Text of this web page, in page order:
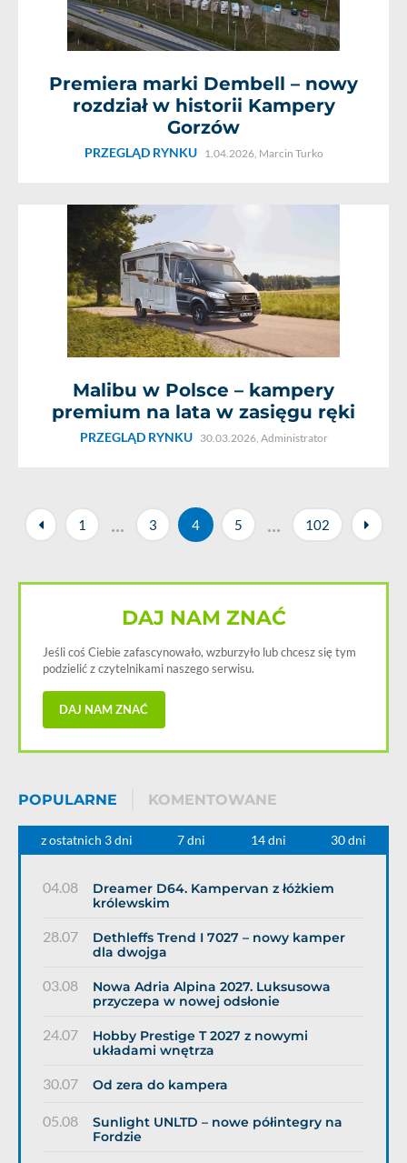
Premiera marki Dembell – nowy
rozdział w historii Kampery
Gorzów
PRZEGLĄD RYNKU 1.04.2026, Marcin Turko
Malibu w Polsce – kampery
premium na lata w zasięgu ręki
PRZEGLĄD RYNKU 30.03.2026, Administrator
1 ... 3 4 5 ... 102
DAJ NAM ZNAĆ
Jeśli coś Ciebie zafascynowało, wzburzyło lub chcesz się tym
podzielić z czytelnikami naszego serwisu.
DAJ NAM ZNAĆ
POPULARNE KOMENTOWANE
z ostatnich 3 dni 7 dni 14 dni 30 dni
04.08
Dreamer D64. Kampervan z łóżkiem
królewskim
28.07
Dethleffs Trend I 7027 – nowy kamper
dla dwojga
03.08
Nowa Adria Alpina 2027. Luksusowa
przyczepa w nowej odsłonie
24.07
Hobby Prestige T 2027 z nowymi
układami wnętrza
30.07 Od zera do kampera
05.08
Sunlight UNLTD – nowe półintegry na
Fordzie